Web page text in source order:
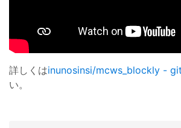
詳しくはinunosinsi/mcws_blockly -
い。